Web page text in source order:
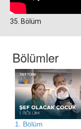
35. Bölüm
Bölümler
1. Bölüm